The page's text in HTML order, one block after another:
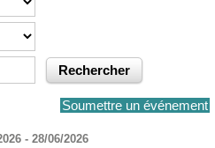
Soumettre un événement
- 28/06/2026